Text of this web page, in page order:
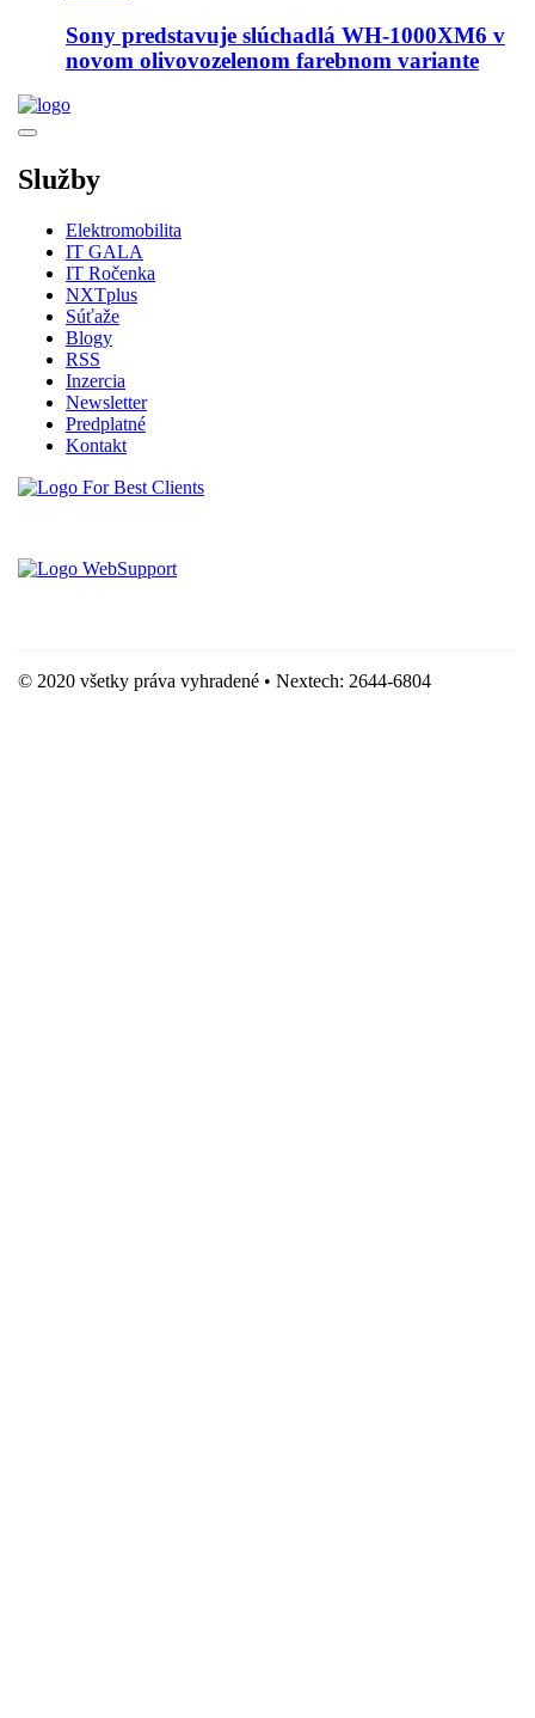
Sony predstavuje slúchadlá WH-1000XM6 v
novom olivovozelenom farebnom variante
Služby
Elektromobilita
IT GALA
IT Ročenka
NXTplus
Súťaže
Blogy
RSS
Inzercia
Newsletter
Predplatné
Kontakt
© 2020 všetky práva vyhradené • Nextech: 2644-6804